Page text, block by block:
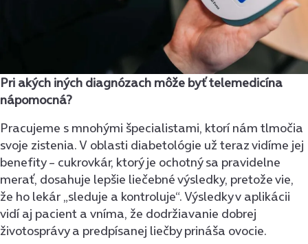
Pri akých iných diagnózach môže byť telemedicína
nápomocná?
Pracujeme s mnohými špecialistami, ktorí nám tlmočia
svoje zistenia. V oblasti diabetológie už teraz vidíme jej
benefity – cukrovkár, ktorý je ochotný sa pravidelne
merať, dosahuje lepšie liečebné výsledky, pretože vie,
že ho lekár „sleduje a kontroluje“. Výsledky v aplikácii
vidí aj pacient a vníma, že dodržiavanie dobrej
životosprávy a predpísanej liečby prináša ovocie.